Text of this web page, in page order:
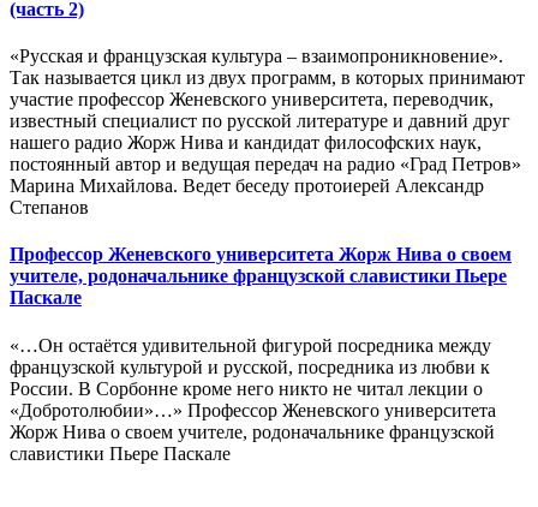
(часть 2)
«Русская и французская культура – взаимопроникновение».
Так называется цикл из двух программ, в которых принимают
участие профессор Женевского университета, переводчик,
известный специалист по русской литературе и давний друг
нашего радио Жорж Нива и кандидат философских наук,
постоянный автор и ведущая передач на радио «Град Петров»
Марина Михайлова. Ведет беседу протоиерей Александр
Степанов
Профессор Женевского университета Жорж Нива о своем
учителе, родоначальнике французской славистики Пьере
Паскале
«…Он остаётся удивительной фигурой посредника между
французской культурой и русской, посредника из любви к
России. В Сорбонне кроме него никто не читал лекции о
«Добротолюбии»…» Профессор Женевского университета
Жорж Нива о своем учителе, родоначальнике французской
славистики Пьере Паскале